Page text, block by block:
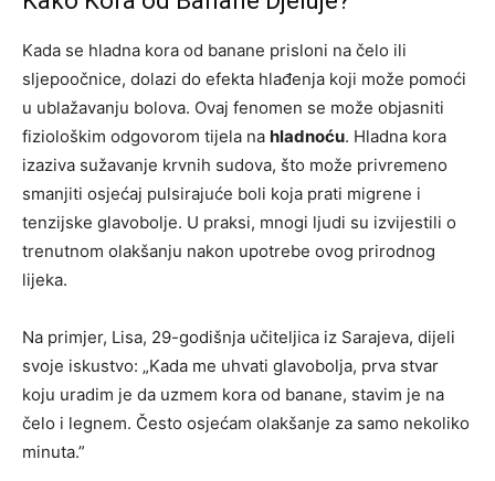
Kada se hladna kora od banane prisloni na čelo ili
sljepoočnice, dolazi do efekta hlađenja koji može pomoći
u ublažavanju bolova. Ovaj fenomen se može objasniti
fiziološkim odgovorom tijela na hladnoću. Hladna kora
izaziva sužavanje krvnih sudova, što može privremeno
smanjiti osjećaj pulsirajuće boli koja prati migrene i
tenzijske glavobolje. U praksi, mnogi ljudi su izvijestili o
trenutnom olakšanju nakon upotrebe ovog prirodnog
lijeka.
Na primjer, Lisa, 29-godišnja učiteljica iz Sarajeva, dijeli
svoje iskustvo: „Kada me uhvati glavobolja, prva stvar
koju uradim je da uzmem kora od banane, stavim je na
čelo i legnem. Često osjećam olakšanje za samo nekoliko
minuta.”